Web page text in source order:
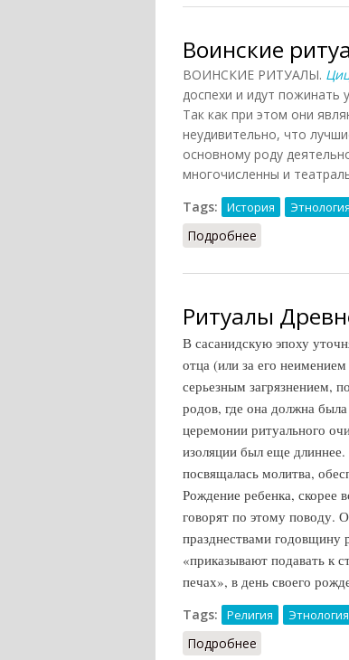
Воинские
ВОИНСКИЕ РИТУАЛЫ.
доспехи и идут пожинать
Так как при этом они
неудивительно, что
основному роду
многочисленны и
Tags:
История Этнология
Подробнее
Ритуалы
В сасанидскую эпоху
отца (или за его
серьезным загрязнением,
родов, где она должна
церемонии ритуального
изоляции был еще
посвящалась молитва,
Рождение ребенка, скорее
говорят по этому поводу.
празднествами
«приказывают подавать к
печах», в день своего
Tags: Религия Этнология
Подробнее